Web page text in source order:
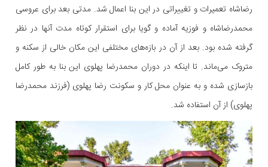
رضاشاه تعمیرات و تغییراتی در این بنا اعمال شد. مدتی بعد برای عروسی
محمدرضاشاه و فوزیه آماده و گویا برای استقرار کوتاه مدت آنها در نظر
گرفته شده بود. بعد از آن در بازه‌های مختلفی این مکان خالی از سکنه و
متروک می‌ماند. تا اینکه در دوران محمدرضا پهلوی این بنا به طور کامل
بازسازی شده و به عنوان محل کار و سکونت رضا پهلوی (فرزند محمدرضا
پهلوی) از آن استفاده شد.